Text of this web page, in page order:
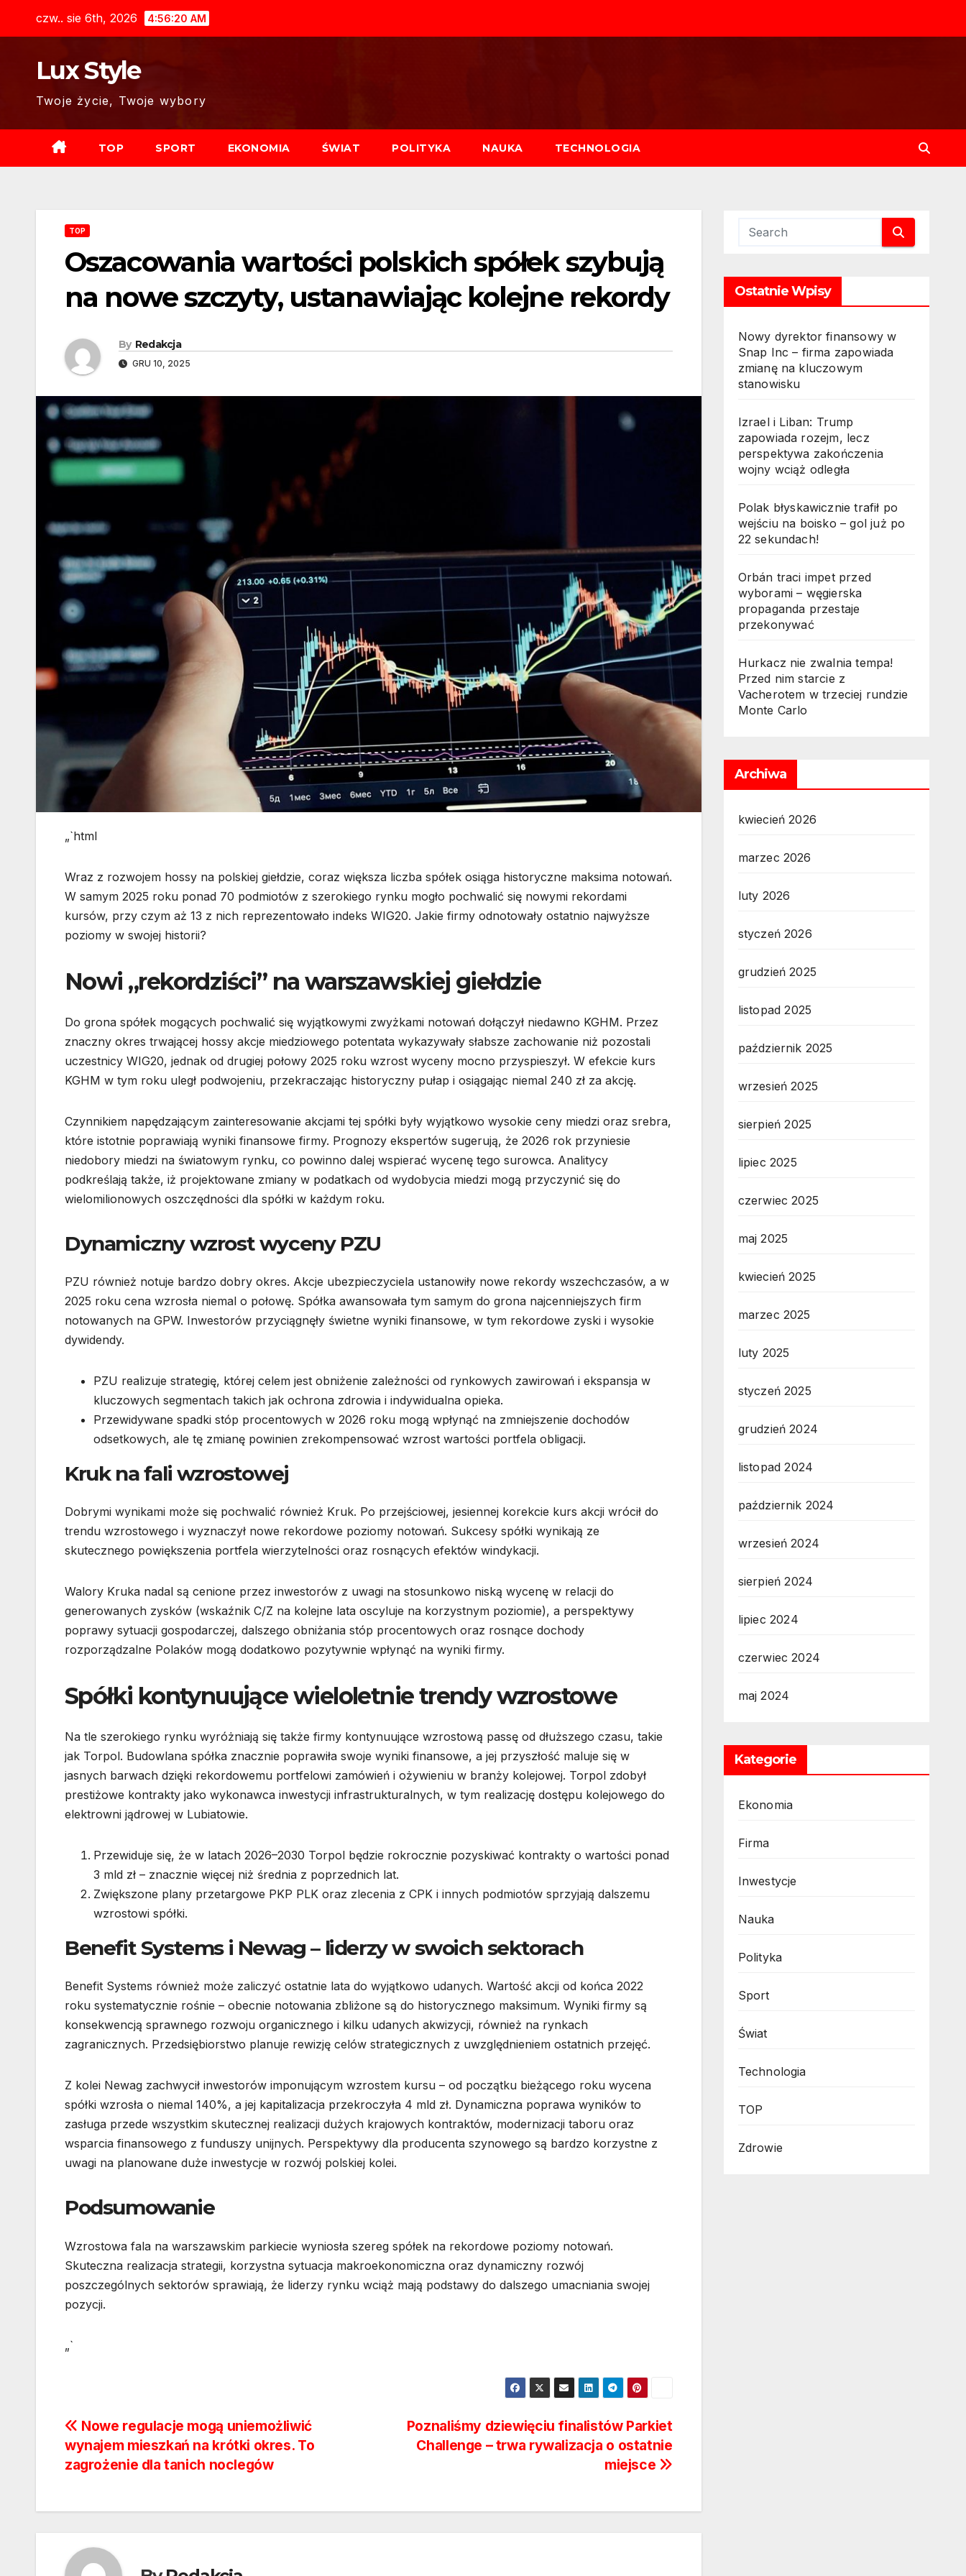
czw.. sie 6th, 2026 4:56:21 AM
Lux Style
Twoje życie, Twoje wybory
TOP SPORT EKONOMIA ŚWIAT POLITYKA NAUKA TECHNOLOGIA
TOP
Oszacowania wartości polskich spółek szybują
na nowe szczyty, ustanawiając kolejne rekordy
By Redakcja
GRU 10, 2025
„`html
Wraz z rozwojem hossy na polskiej giełdzie, coraz większa liczba spółek osiąga historyczne maksima notowań.
W samym 2025 roku ponad 70 podmiotów z szerokiego rynku mogło pochwalić się nowymi rekordami
kursów, przy czym aż 13 z nich reprezentowało indeks WIG20. Jakie firmy odnotowały ostatnio najwyższe
poziomy w swojej historii?
Nowi „rekordziści” na warszawskiej giełdzie
Do grona spółek mogących pochwalić się wyjątkowymi zwyżkami notowań dołączył niedawno KGHM. Przez
znaczny okres trwającej hossy akcje miedziowego potentata wykazywały słabsze zachowanie niż pozostali
uczestnicy WIG20, jednak od drugiej połowy 2025 roku wzrost wyceny mocno przyspieszył. W efekcie kurs
KGHM w tym roku uległ podwojeniu, przekraczając historyczny pułap i osiągając niemal 240 zł za akcję.
Czynnikiem napędzającym zainteresowanie akcjami tej spółki były wyjątkowo wysokie ceny miedzi oraz srebra,
które istotnie poprawiają wyniki finansowe firmy. Prognozy ekspertów sugerują, że 2026 rok przyniesie
niedobory miedzi na światowym rynku, co powinno dalej wspierać wycenę tego surowca. Analitycy
podkreślają także, iż projektowane zmiany w podatkach od wydobycia miedzi mogą przyczynić się do
wielomilionowych oszczędności dla spółki w każdym roku.
Dynamiczny wzrost wyceny PZU
PZU również notuje bardzo dobry okres. Akcje ubezpieczyciela ustanowiły nowe rekordy wszechczasów, a w
2025 roku cena wzrosła niemal o połowę. Spółka awansowała tym samym do grona najcenniejszych firm
notowanych na GPW. Inwestorów przyciągnęły świetne wyniki finansowe, w tym rekordowe zyski i wysokie
dywidendy.
PZU realizuje strategię, której celem jest obniżenie zależności od rynkowych zawirowań i ekspansja w
kluczowych segmentach takich jak ochrona zdrowia i indywidualna opieka.
Przewidywane spadki stóp procentowych w 2026 roku mogą wpłynąć na zmniejszenie dochodów
odsetkowych, ale tę zmianę powinien zrekompensować wzrost wartości portfela obligacji.
Kruk na fali wzrostowej
Dobrymi wynikami może się pochwalić również Kruk. Po przejściowej, jesiennej korekcie kurs akcji wrócił do
trendu wzrostowego i wyznaczył nowe rekordowe poziomy notowań. Sukcesy spółki wynikają ze
skutecznego powiększenia portfela wierzytelności oraz rosnących efektów windykacji.
Walory Kruka nadal są cenione przez inwestorów z uwagi na stosunkowo niską wycenę w relacji do
generowanych zysków (wskaźnik C/Z na kolejne lata oscyluje na korzystnym poziomie), a perspektywy
poprawy sytuacji gospodarczej, dalszego obniżania stóp procentowych oraz rosnące dochody
rozporządzalne Polaków mogą dodatkowo pozytywnie wpłynąć na wyniki firmy.
Spółki kontynuujące wieloletnie trendy wzrostowe
Na tle szerokiego rynku wyróżniają się także firmy kontynuujące wzrostową passę od dłuższego czasu, takie
jak Torpol. Budowlana spółka znacznie poprawiła swoje wyniki finansowe, a jej przyszłość maluje się w
jasnych barwach dzięki rekordowemu portfelowi zamówień i ożywieniu w branży kolejowej. Torpol zdobył
prestiżowe kontrakty jako wykonawca inwestycji infrastrukturalnych, w tym realizację dostępu kolejowego do
elektrowni jądrowej w Lubiatowie.
Przewiduje się, że w latach 2026–2030 Torpol będzie rokrocznie pozyskiwać kontrakty o wartości ponad
3 mld zł – znacznie więcej niż średnia z poprzednich lat.
Zwiększone plany przetargowe PKP PLK oraz zlecenia z CPK i innych podmiotów sprzyjają dalszemu
wzrostowi spółki.
Benefit Systems i Newag – liderzy w swoich sektorach
Benefit Systems również może zaliczyć ostatnie lata do wyjątkowo udanych. Wartość akcji od końca 2022
roku systematycznie rośnie – obecnie notowania zbliżone są do historycznego maksimum. Wyniki firmy są
konsekwencją sprawnego rozwoju organicznego i kilku udanych akwizycji, również na rynkach
zagranicznych. Przedsiębiorstwo planuje rewizję celów strategicznych z uwzględnieniem ostatnich przejęć.
Z kolei Newag zachwycił inwestorów imponującym wzrostem kursu – od początku bieżącego roku wycena
spółki wzrosła o niemal 140%, a jej kapitalizacja przekroczyła 4 mld zł. Dynamiczna poprawa wyników to
zasługa przede wszystkim skutecznej realizacji dużych krajowych kontraktów, modernizacji taboru oraz
wsparcia finansowego z funduszy unijnych. Perspektywy dla producenta szynowego są bardzo korzystne z
uwagi na planowane duże inwestycje w rozwój polskiej kolei.
Podsumowanie
Wzrostowa fala na warszawskim parkiecie wyniosła szereg spółek na rekordowe poziomy notowań.
Skuteczna realizacja strategii, korzystna sytuacja makroekonomiczna oraz dynamiczny rozwój
poszczególnych sektorów sprawiają, że liderzy rynku wciąż mają podstawy do dalszego umacniania swojej
pozycji.
„`
Nawigacja
wpisu
Poznaliśmy dziewięciu finalistów Parkiet
Challenge – trwa rywalizacja o ostatnie
miejsce
Nowe regulacje mogą uniemożliwić
wynajem mieszkań na krótki okres. To
zagrożenie dla tanich noclegów
Ostatnie Wpisy
Nowy dyrektor finansowy w
Snap Inc – firma zapowiada
zmianę na kluczowym
stanowisku
Izrael i Liban: Trump
zapowiada rozejm, lecz
perspektywa zakończenia
wojny wciąż odległa
Polak błyskawicznie trafił po
wejściu na boisko – gol już po
22 sekundach!
Orbán traci impet przed
wyborami – węgierska
propaganda przestaje
przekonywać
Hurkacz nie zwalnia tempa!
Przed nim starcie z
Vacherotem w trzeciej rundzie
Monte Carlo
Archiwa
kwiecień 2026
marzec 2026
luty 2026
styczeń 2026
grudzień 2025
listopad 2025
październik 2025
wrzesień 2025
sierpień 2025
lipiec 2025
czerwiec 2025
maj 2025
kwiecień 2025
marzec 2025
luty 2025
styczeń 2025
grudzień 2024
listopad 2024
październik 2024
wrzesień 2024
sierpień 2024
lipiec 2024
czerwiec 2024
maj 2024
Kategorie
Ekonomia
Firma
Inwestycje
Nauka
Polityka
Sport
Świat
Technologia
TOP
Zdrowie